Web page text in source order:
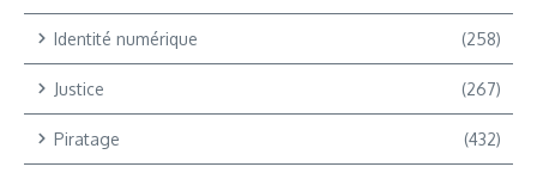
Identité numérique (258)
Justice (267)
Piratage (432)